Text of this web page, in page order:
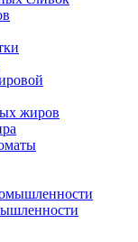
жиров